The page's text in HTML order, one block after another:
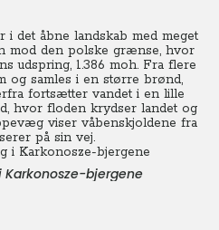
det åbne landskab med meget
mod den polske grænse, hvor
udspring, 1.386 moh. Fra flere
og samles i en større brønd,
fortsætter vandet i en lille
hvor floden krydser landet og
viser våbenskjoldene fra
på sin vej.
Karkonosze-bjergene